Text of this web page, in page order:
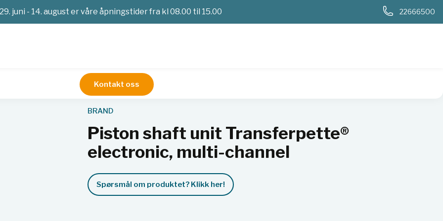
29. juni - 14. august er våre åpningstider fra kl 08.00 til 15.00 22666500
Kontakt oss
Transferpette® electronic, multi-channel
BRAND
Piston shaft unit Transferpette®
electronic, multi-channel
Spørsmål om produktet? Klikk her!